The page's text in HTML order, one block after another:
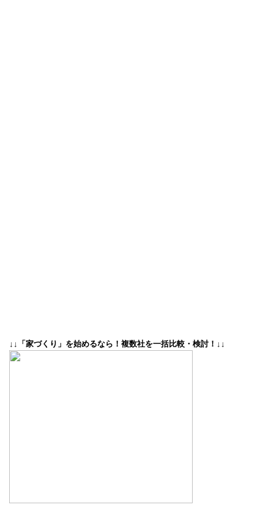
↓↓「家づくり」を始めるなら！複数社を一括比較・検討！↓↓